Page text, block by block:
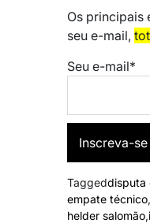
Os principais
seu e-mail,
Seu e-mail*
Taggeddisputa
empate técnico,
helder salomão,